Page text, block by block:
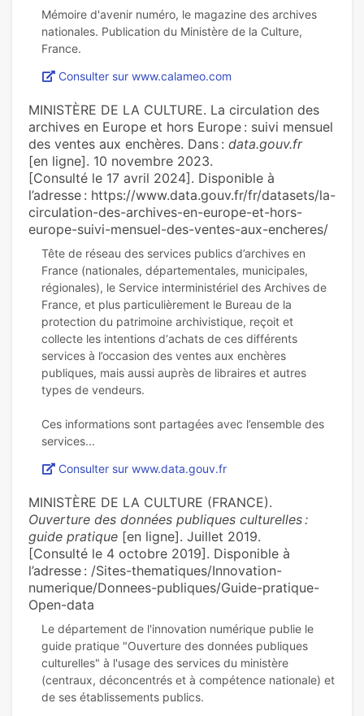
Mémoire d'avenir numéro, le magazine des archives
nationales. Publication du Ministère de la Culture,
Consulter sur www.calameo.com
MINISTÈRE DE LA CULTURE. La circulation des
archives en Europe et hors Europe : suivi mensuel
des ventes aux enchères. Dans : data.gouv.fr
[en ligne]. 10 novembre 2023.
[Consulté le 17 avril 2024]. Disponible à
l’adresse : https://www.data.gouv.fr/fr/datasets/la-
circulation-des-archives-en-europe-et-hors-
europe-suivi-mensuel-des-ventes-aux-encheres/
Tête de réseau des services publics d’archives en
France (nationales, départementales, municipales,
régionales), le Service interministériel des Archives de
France, et plus particulièrement le Bureau de la
protection du patrimoine archivistique, reçoit et
collecte les intentions d‘achats de ces différents
services à l’occasion des ventes aux enchères
publiques, mais aussi auprès de libraires et autres
types de vendeurs.
Ces informations sont partagées avec l’ensemble des
Consulter sur www.data.gouv.fr
MINISTÈRE DE LA CULTURE (FRANCE).
Ouverture des données publiques culturelles :
guide pratique [en ligne]. Juillet 2019.
[Consulté le 4 octobre 2019]. Disponible à
l’adresse : /Sites-thematiques/Innovation-
numerique/Donnees-publiques/Guide-pratique-
Open-data
Le département de l'innovation numérique publie le
guide pratique "Ouverture des données publiques
culturelles" à l'usage des services du ministère
(centraux, déconcentrés et à compétence nationale) et
de ses établissements publics.